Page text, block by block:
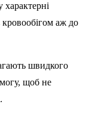
характерні
аж до
швидкого
щоб не